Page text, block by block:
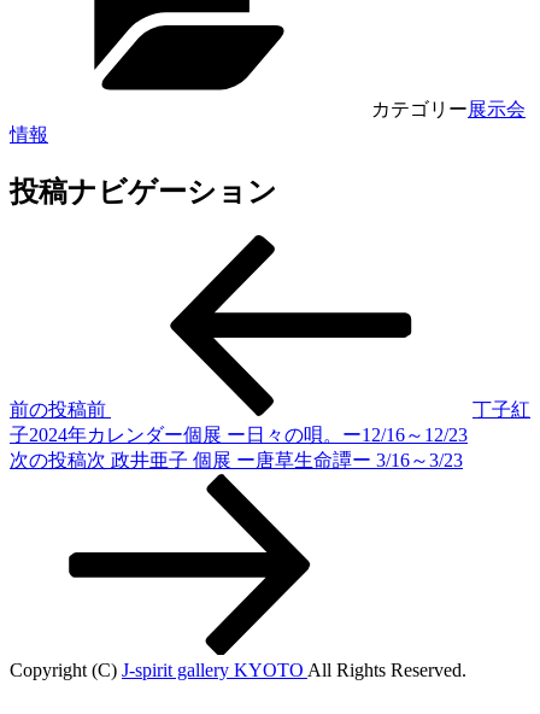
カテゴリー展示会
情報
投稿ナビゲーション
前の投稿前
丁子紅
子2024年カレンダー個展 ー日々の唄。ー12/16～12/23
次の投稿次 政井亜子 個展 ー唐草生命譚ー 3/16～3/23
Copyright (C) J-spirit gallery KYOTO All Rights Reserved.